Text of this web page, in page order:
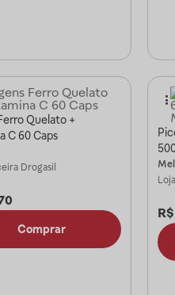
Quelato +
C 60 Caps
Drogasil
Comprar
R$